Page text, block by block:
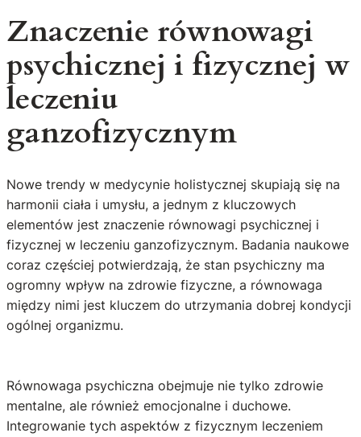
Znaczenie równowagi
psychicznej i fizycznej w
leczeniu
ganzofizycznym
Nowe trendy w medycynie holistycznej skupiają się na
harmonii ciała i umysłu, a jednym z kluczowych
elementów jest znaczenie równowagi psychicznej i
fizycznej w leczeniu ganzofizycznym. Badania naukowe
coraz częściej potwierdzają, że stan psychiczny ma
ogromny wpływ na zdrowie fizyczne, a równowaga
między nimi jest kluczem do utrzymania dobrej kondycji
ogólnej organizmu.
Równowaga psychiczna obejmuje nie tylko zdrowie
mentalne, ale również emocjonalne i duchowe.
Integrowanie tych aspektów z fizycznym leczeniem